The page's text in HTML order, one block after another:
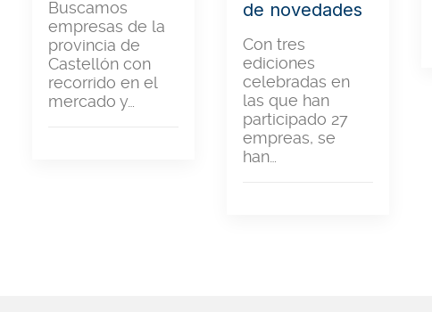
Buscamos
empresas de la
provincia de
Castellón con
recorrido en el
mercado y…
de novedades
Con tres
ediciones
celebradas en
las que han
participado 27
empreas, se
han…